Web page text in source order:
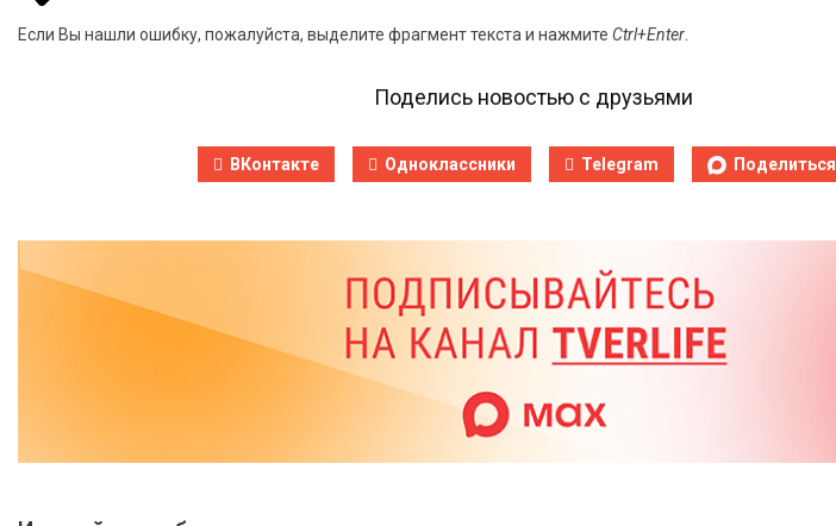
Если Вы нашли ошибку, пожалуйста, выделите фрагмент текста и нажмите Ctrl+Enter
Поделись новостью с друзьями
ВКонтакте Одноклассники Telegram